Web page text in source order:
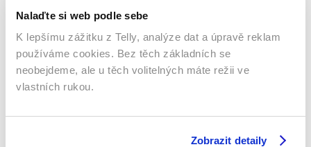
Nalaďte si web podle sebe
K lepšímu zážitku z Telly, analýze dat a úpravě reklam
používáme cookies. Bez těch základních se
neobejdeme, ale u těch volitelných máte režii ve
vlastních rukou.
Zobrazit detaily
Velká Británie
Španělsko